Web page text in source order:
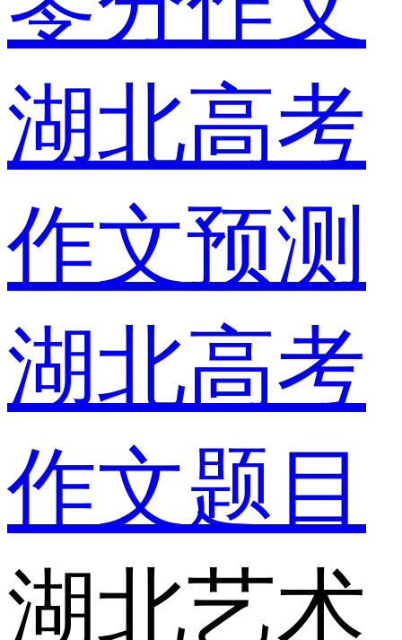
湖北高考
作文预测
湖北高考
作文题目
湖北艺术